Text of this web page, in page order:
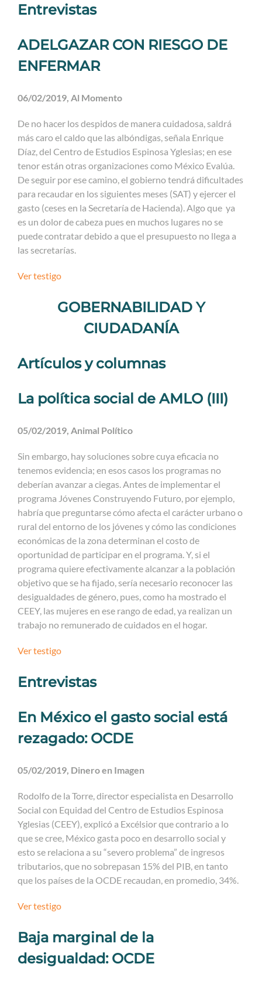
Entrevistas
ADELGAZAR CON RIESGO DE
ENFERMAR
06/02/2019, Al Momento
De no hacer los despidos de manera cuidadosa, saldrá
más caro el caldo que las albóndigas, señala Enrique
Díaz, del Centro de Estudios Espinosa Yglesias; en ese
tenor están otras organizaciones como México Evalúa.
De seguir por ese camino, el gobierno tendrá dificultades
para recaudar en los siguientes meses (SAT) y ejercer el
gasto (ceses en la Secretaría de Hacienda). Algo que ya
es un dolor de cabeza pues en muchos lugares no se
puede contratar debido a que el presupuesto no llega a
las secretarías.
Ver testigo
GOBERNABILIDAD Y
CIUDADANÍA
Artículos y columnas
La política social de AMLO (III)
05/02/2019, Animal Político
Sin embargo, hay soluciones sobre cuya eficacia no
tenemos evidencia; en esos casos los programas no
deberían avanzar a ciegas. Antes de implementar el
programa Jóvenes Construyendo Futuro, por ejemplo,
habría que preguntarse cómo afecta el carácter urbano o
rural del entorno de los jóvenes y cómo las condiciones
económicas de la zona determinan el costo de
oportunidad de participar en el programa. Y, si el
programa quiere efectivamente alcanzar a la población
objetivo que se ha fijado, sería necesario reconocer las
desigualdades de género, pues, como ha mostrado el
CEEY, las mujeres en ese rango de edad, ya realizan un
trabajo no remunerado de cuidados en el hogar.
Ver testigo
Entrevistas
En México el gasto social está
rezagado: OCDE
05/02/2019, Dinero en Imagen
Rodolfo de la Torre, director especialista en Desarrollo
Social con Equidad del Centro de Estudios Espinosa
Yglesias (CEEY), explicó a Excélsior que contrario a lo
que se cree, México gasta poco en desarrollo social y
esto se relaciona a su “severo problema” de ingresos
tributarios, que no sobrepasan 15% del PIB, en tanto
que los países de la OCDE recaudan, en promedio, 34%.
Ver testigo
Baja marginal de la
desigualdad: OCDE